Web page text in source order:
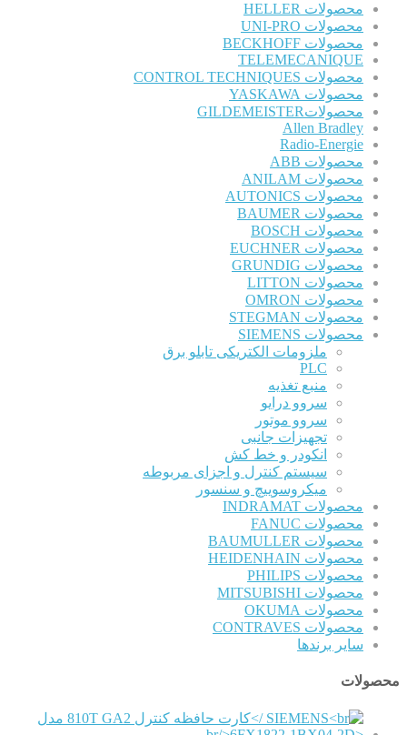
محصولات HELLER
محصولات UNI-PRO
محصولات BECKHOFF
TELEMECANIQUE
محصولات CONTROL TECHNIQUES
محصولات YASKAWA
محصولاتGILDEMEISTER
Allen Bradley
Radio-Energie
محصولات ABB
محصولات ANILAM
محصولات AUTONICS
محصولات BAUMER
محصولات BOSCH
محصولات EUCHNER
محصولات GRUNDIG
محصولات LITTON
محصولات OMRON
محصولات STEGMAN
محصولات SIEMENS
ملزومات الکتریکی تابلو برق
PLC
منبع تغذیه
سروو درایو
سروو موتور
تجهیزات جانبی
انکودر و خط کش
سیستم کنترل و اجزای مربوطه
میکروسوییچ و سنسور
محصولات INDRAMAT
محصولات FANUC
محصولات BAUMULLER
محصولات HEIDENHAIN
محصولات PHILIPS
محصولات MITSUBISHI
محصولات OKUMA
محصولات CONTRAVES
سایر برندها
محصولات